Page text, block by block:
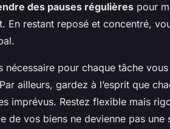
des pauses régulières pour
En restant reposé et concentré,
nécessaire pour chaque tâche
ailleurs, gardez à l’esprit que
imprévus. Restez flexible mais
de vos biens ne devienne pas une